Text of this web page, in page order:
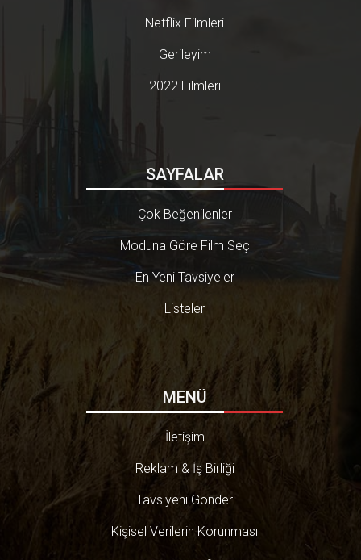
Netflix Filmleri
Gerileyim
2022 Filmleri
SAYFALAR
Çok Beğenilenler
Moduna Göre Film Seç
En Yeni Tavsiyeler
Listeler
MENÜ
İletişim
Reklam & İş Birliği
Tavsiyeni Gönder
Kişisel Verilerin Korunması